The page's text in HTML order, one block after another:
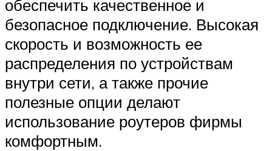
обеспечить качественное и
безопасное подключение. Высокая
скорость и возможность ее
распределения по устройствам
внутри сети, а также прочие
полезные опции делают
использование роутеров фирмы
комфортным.